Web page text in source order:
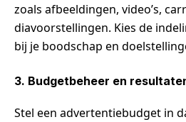
zoals afbeeldingen, video’s,
diavoorstellingen. Kies de
bij je boodschap en
3. Budgetbeheer en
Stel een advertentiebudget in